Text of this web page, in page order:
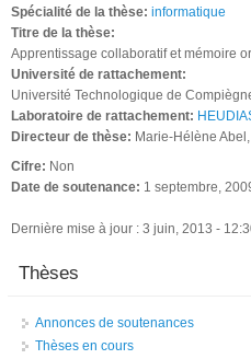
Spécialité de la thèse: informatique
Titre de la thèse:
Apprentissage collaboratif et mémoire
Université de rattachement:
Université Technologique de
Laboratoire de rattachement:
Directeur de thèse: Marie-Hélène
Cifre: Non
Date de soutenance: 1 septembre,
Dernière mise à jour : 3 juin, 2013 -
Thèses
Annonces de soutenances
Thèses en cours